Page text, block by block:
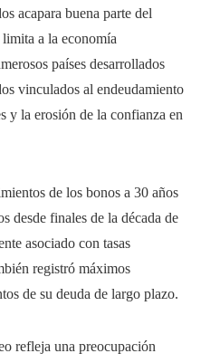
acapara buena parte del
a la economía
países desarrollados
vinculados al endeudamiento
y la erosión de la confianza en
de los bonos a 30 años
desde finales de la década de
asociado con tasas
registró máximos
de su deuda de largo plazo.
refleja una preocupación